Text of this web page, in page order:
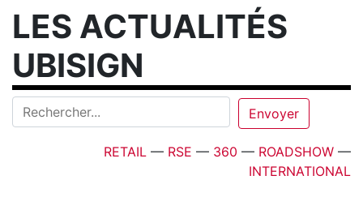
LES ACTUALITÉS
UBISIGN
RETAIL — RSE — 360 — ROADSHOW —
INTERNATIONAL